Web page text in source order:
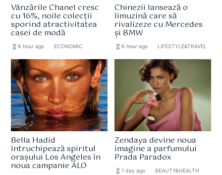
Vânzările Chanel cresc
cu 16%, noile colecții
sporind atractivitatea
casei de modă
hourglass_full6 hour ago ECONOMIC
Chinezii lansează o
limuzină care să
rivalizeze cu Mercedes
și BMW
hourglass_full 6 hour ago LIFESTYLE&TRAVEL
Bella Hadid
întruchipează spiritul
orașului Los Angeles în
noua campanie ALO
Zendaya devine noua
imagine a parfumului
Prada Paradox
hourglass_full 1 day ago BEAUTY&HEALTH